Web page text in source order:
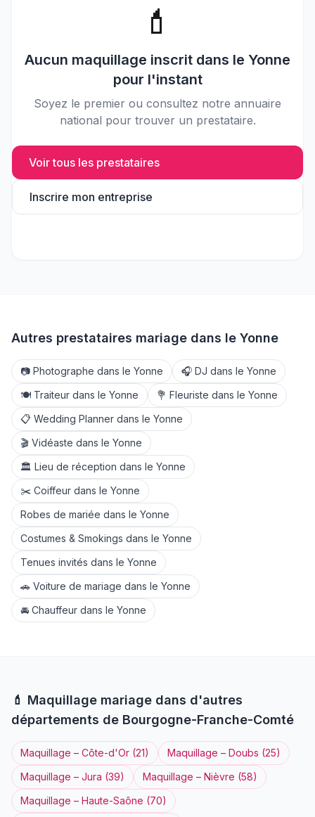
💄
Aucun maquillage inscrit dans le Yonne
pour l'instant
Soyez le premier ou consultez notre annuaire
national pour trouver un prestataire.
Voir tous les prestataires
Inscrire mon entreprise
Autres prestataires mariage dans le Yonne
📷 Photographe dans le Yonne 🎧 DJ dans le Yonne
🍽️ Traiteur dans le Yonne 💐 Fleuriste dans le Yonne
📋 Wedding Planner dans le Yonne
🎬 Vidéaste dans le Yonne
🏛️ Lieu de réception dans le Yonne
✂️ Coiffeur dans le Yonne
Robes de mariée dans le Yonne
Costumes & Smokings dans le Yonne
Tenues invités dans le Yonne
🚗 Voiture de mariage dans le Yonne
🚘 Chauffeur dans le Yonne
💄 Maquillage mariage dans d'autres
départements de Bourgogne-Franche-Comté
Maquillage – Côte-d'Or (21) Maquillage – Doubs (25)
Maquillage – Jura (39) Maquillage – Nièvre (58)
Maquillage – Haute-Saône (70)